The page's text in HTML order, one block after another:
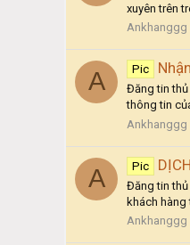
xuyên trên
Ankhanggg
A Pic
Đăng tin thủ
thông tin
Ankhanggg
A Pic
Đăng tin thủ
khách
Ankhanggg